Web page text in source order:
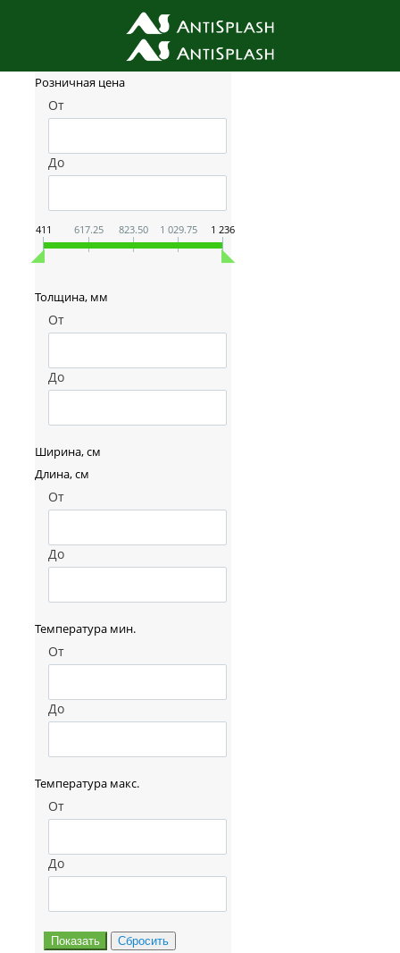
Фильтр товаров
Розничная цена
От
До
411 617.25 823.50 1 029.75 1 236
Толщина, мм
От
До
Ширина, см
Длина, см
От
До
Температура мин.
От
До
Температура макс.
От
До